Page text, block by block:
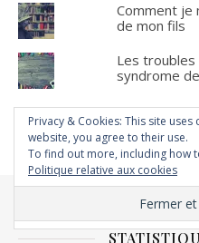
Comment je
de mon fils
Les
syndrome
Privacy & Cookies: This site
website, you agree to their use.
To find out more, including how
Politique relative aux cookies